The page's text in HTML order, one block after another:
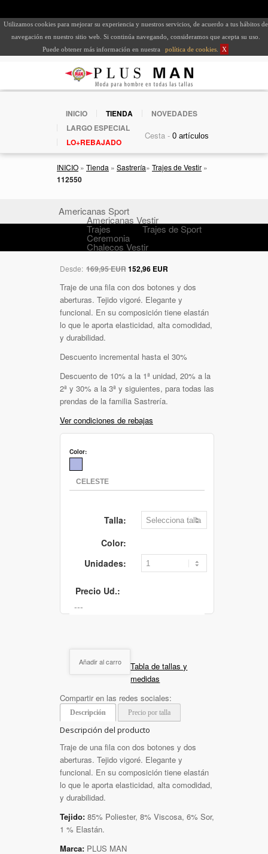
Utilizamos cookies para mejorar su experiencia y nuestros servicios, de acuerdo a tus hábitos de
navegación en nuestro sitio web. Si continúa navegando, consideramos que acepta su uso.
Puede obtener más información en nuestra
política de cookies X
INICIO TIENDA
NOVEDADES
LARGO ESPECIAL
LO+REBAJADO
Cesta -
INICIO » Tienda » Sastrería» Trajes de Vestir »
112550
Americanas Sport
Americanas Vestir
Trajes Trajes de Sport
Ceremonia
Chalecos Vestir
Desde: 169,95 EUR152,96 EUR
Traje de una fila con dos botones y dos
aberturas. Tejido vigoré. Elegante y
funcional. En su composición tiene elastán
lo que le aporta elasticidad, alta comodidad,
y durabilidad.
Descuento incremental hasta el 30%
Descuento de 10% a la 1ª unidad, 20% a la
2ª y 30% a la 3ª y siguientes, para todas las
prendas de la familia Sastrería.
Ver condiciones de rebajas
Color:
Talla:
Color:
Unidades:
Precio Ud.:
Añadir al carro
Tabla de tallas y
medidas
Compartir en las redes sociales:
Descripción Precio por talla
Descripción del producto
Traje de una fila con dos botones y dos
aberturas. Tejido vigoré. Elegante y
funcional. En su composición tiene elastán
lo que le aporta elasticidad, alta comodidad,
y durabilidad.
Tejido: 85% Poliester, 8% Viscosa, 6% Sor,
1 % Elastán.
Marca: PLUS MAN